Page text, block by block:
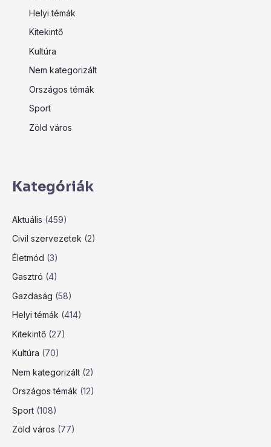
Helyi témák
Kitekintő
Kultúra
Nem kategorizált
Országos témák
Sport
Zöld város
Kategóriák
Aktuális (459)
Civil szervezetek (2)
Életmód (3)
Gasztró (4)
Gazdaság (58)
Helyi témák (414)
Kitekintő (27)
Kultúra (70)
Nem kategorizált (2)
Országos témák (12)
Sport (108)
Zöld város (77)